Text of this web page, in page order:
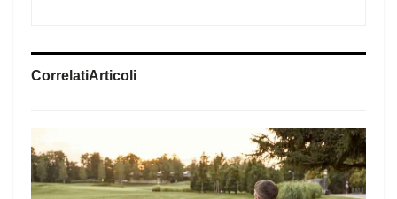
CorrelatiArticoli